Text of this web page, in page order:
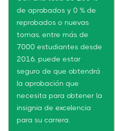
de aprobados y 0 % de
reprobados o nuevas
tomas, entre más de
7000 estudiantes desde
2016, puede estar
seguro de que obtendrá
la aprobación que
necesita para obtener la
insignia de excelencia
para su carrera.